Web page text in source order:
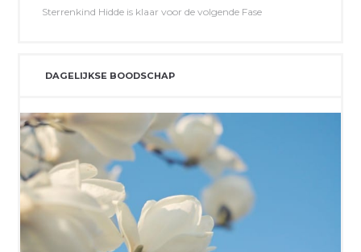
Sterrenkind Hidde is klaar voor de volgende Fase
DAGELIJKSE BOODSCHAP